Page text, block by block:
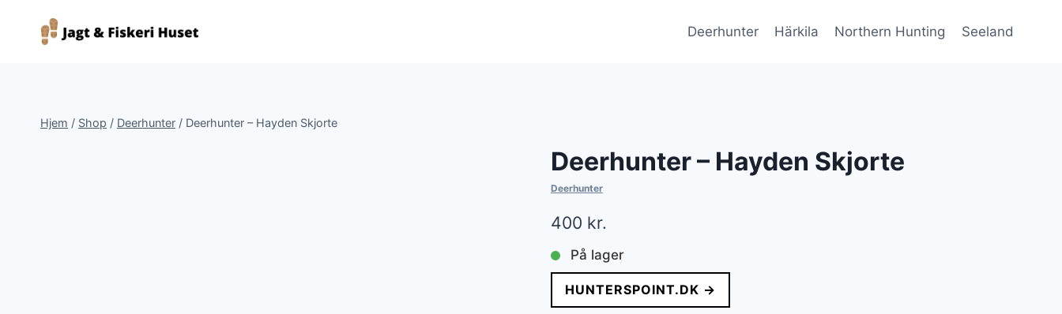
Deerhunter Härkila Northern Hunting Seeland
Hjem / Shop / Deerhunter / Deerhunter – Hayden Skjorte
Deerhunter – Hayden Skjorte
Deerhunter
400 kr.
På lager
HUNTERSPOINT.DK →